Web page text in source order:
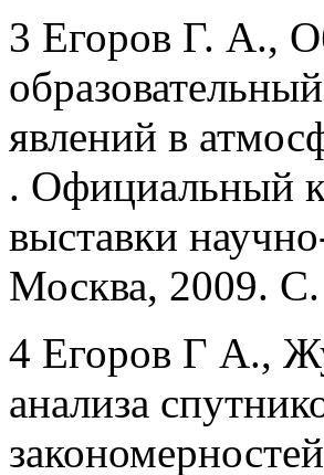
3 Егоров Г. А.,
явлений в
. Официальный
выставки
Москва, 2009.
4 Егоров Г А.,
анализа